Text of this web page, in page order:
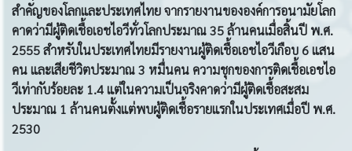
สำคัญของโลกและประเทศไทย จากรายงานขององค์การอนามัยโลก
คาดว่ามีผู้ติดเชื้อเอชไอวีทั่วโลกประมาณ35ล้านคนเมื่อสิ้นปี พ.ศ.
2555สำหรับในประเทศไทยมีรายงานผู้ติดเชื้อเอชไอวีเกือบ6แสน
คน และเสียชีวิตประมาณ3 หมื่นคน ความชุกของการติดเชื้อเอชไอ
วีเท่ากับร้อยละ 1.4แต่ในความเป็นจริงคาดว่ามีผู้ติดเชื้อสะสม
ประมาณ 1 ล้านคนตั้งแต่พบผู้ติดเชื้อรายแรกในประเทศเมื่อปี พ.ศ.
2530